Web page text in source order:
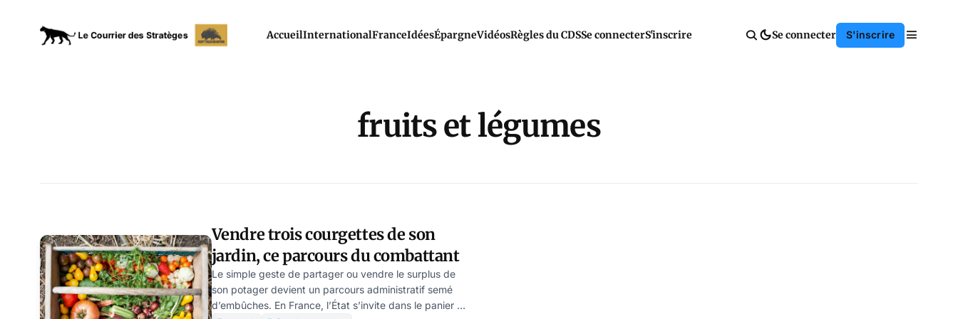
AccueilInternationalFranceIdéesÉpargneVidéosRègles du CDSSe connecterS'inscrire Se connecter S'inscrire
fruits et légumes
Vendre trois courgettes de son
jardin, ce parcours du combattant
Le simple geste de partager ou vendre le surplus de
son potager devient un parcours administratif semé
d’embûches. En France, l’État s’invite dans le panier du